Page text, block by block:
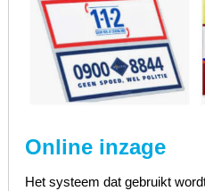
Online inzage
Het systeem dat gebruikt